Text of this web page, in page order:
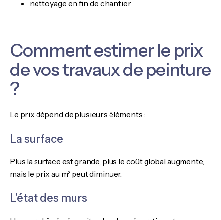
nettoyage en fin de chantier
Comment estimer le prix
de vos travaux de peinture
?
Le prix dépend de plusieurs éléments :
La surface
Plus la surface est grande, plus le coût global augmente,
mais le prix au m² peut diminuer.
L’état des murs